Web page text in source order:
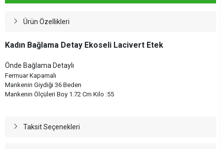
Ürün Özellikleri
Kadın Bağlama Detay Ekoseli Lacivert Etek
Önde Bağlama Detaylı
Fermuar Kapamalı
Mankenin Giydiği 36 Beden
Mankenin Ölçüleri Boy 1.72 Cm Kilo :55
Taksit Seçenekleri